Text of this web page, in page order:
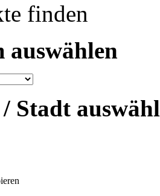
finden
Stadt